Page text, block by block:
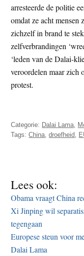
arresteerde de politie
omdat ze acht mensen
zichzelf in brand te
zelfverbrandingen
‘leden van de Dalai-
veroordelen maar zich
protest.
Categorie: Dalai Lama
Tags:China ,droefheid
Lees ook:
Obama vraagt China
Xi Jinping wil
tegengaan
Europese steun voor
Dalai Lama